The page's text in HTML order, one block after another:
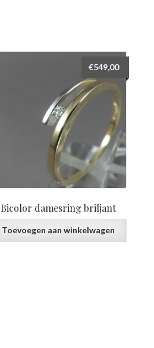
Bicolor damesring briljant
€549,00
Toevoegen aan winkelwagen